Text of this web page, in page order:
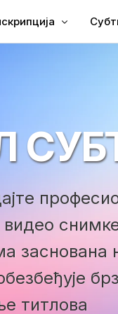
Транскрипције
Воицеовер
Воицеовер
АИ
ВТТ
видео
заснована
титлова